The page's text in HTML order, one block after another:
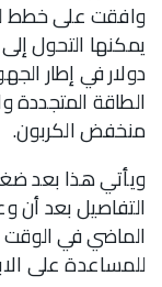
وافقت على خطط
دولار في إطار
الطاقة المتجددة
منخفض الكربون.
ويأتي هذا بعد
التفاصيل بعد أن
الماضي في الوقت
للمساعدة على